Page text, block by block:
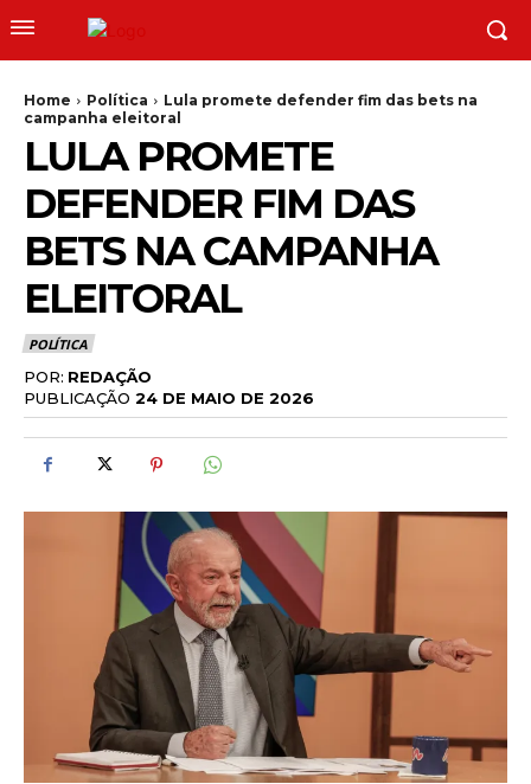
Home Política
Lula promete defender fim das bets na
campanha eleitoral
LULA PROMETE
DEFENDER FIM DAS
BETS NA CAMPANHA
ELEITORAL
POLÍTICA
POR: REDAÇÃO
PUBLICAÇÃO 24 DE MAIO DE 2026